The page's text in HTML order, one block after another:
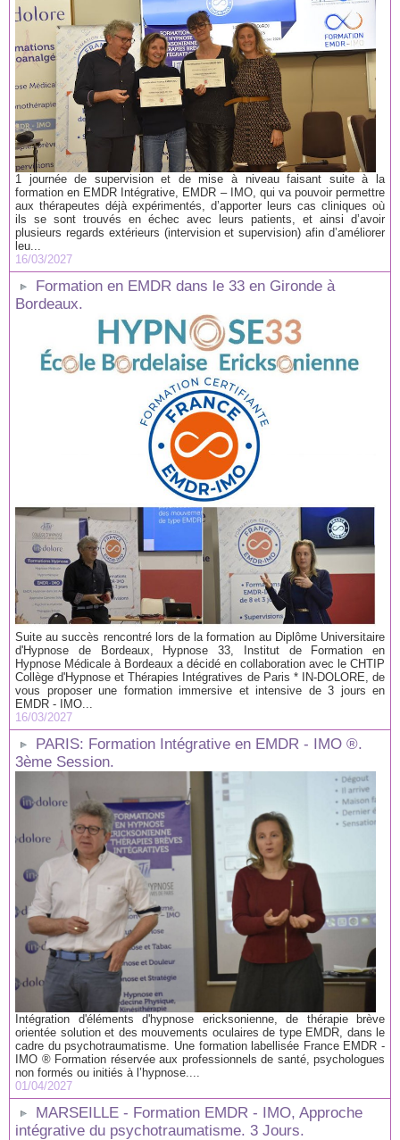
1 journée de supervision et de mise à niveau faisant suite à la
formation en EMDR Intégrative, EMDR – IMO, qui va pouvoir permettre
aux thérapeutes déjà expérimentés, d’apporter leurs cas cliniques où
ils se sont trouvés en échec avec leurs patients, et ainsi d’avoir
plusieurs regards extérieurs (intervision et supervision) afin d’améliorer
leu...
16/03/2027
Formation en EMDR dans le 33 en Gironde à
Bordeaux.
Suite au succès rencontré lors de la formation au Diplôme Universitaire
d'Hypnose de Bordeaux, Hypnose 33, Institut de Formation en
Hypnose Médicale à Bordeaux a décidé en collaboration avec le CHTIP
Collège d'Hypnose et Thérapies Intégratives de Paris * IN-DOLORE, de
vous proposer une formation immersive et intensive de 3 jours en
EMDR - IMO...
16/03/2027
PARIS: Formation Intégrative en EMDR - IMO ®.
3ème Session.
Intégration d'éléments d'hypnose ericksonienne, de thérapie brève
orientée solution et des mouvements oculaires de type EMDR, dans le
cadre du psychotraumatisme. Une formation labellisée France EMDR -
IMO ® Formation réservée aux professionnels de santé, psychologues
non formés ou initiés à l’hypnose....
01/04/2027
MARSEILLE - Formation EMDR - IMO, Approche
intégrative du psychotraumatisme. 3 Jours.